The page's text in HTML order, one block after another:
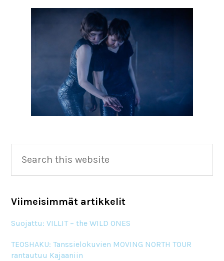
Primary
Sidebar
this
Viimeisimmät artikkelit
Suojattu: VILLIT – the WILD ONES
TEOSHAKU: Tanssielokuvien MOVING NORTH TOUR
rantautuu Kajaaniin